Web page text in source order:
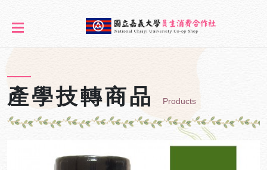
產學技轉商品 Products